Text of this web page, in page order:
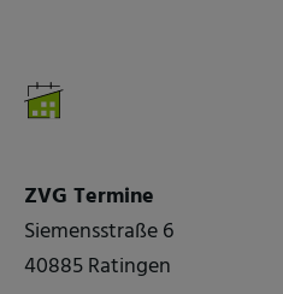
ZVG Termine
Siemensstraße 6
40885 Ratingen